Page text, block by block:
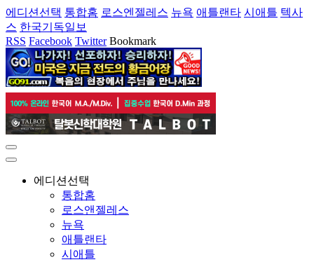
에디션선택 통합홈 로스엔젤레스 뉴욕 애틀랜타 시애틀 텍사
스 한국기독일보
RSS Facebook Twitter Bookmark
에디션선택
통합홈
로스앤젤레스
뉴욕
애틀랜타
시애틀